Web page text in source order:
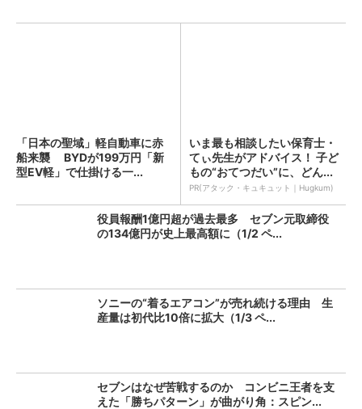
「日本の聖域」軽自動車に赤
船来襲 BYDが199万円「新
型EV軽」で仕掛ける一...
いま最も相談したい保育士・
てぃ先生がアドバイス！ 子ど
もの“おてつだい”に、どん...
PR(アタック・キュキュット｜Hugkum)
役員報酬1億円超が過去最多 セブン元取締役
の134億円が史上最高額に（1/2 ペ...
ソニーの“着るエアコン”が売れ続ける理由 生
産量は初代比10倍に拡大（1/3 ペ...
セブンはなぜ苦戦するのか コンビニ王者を支
えた「勝ちパターン」が曲がり角：スピン...